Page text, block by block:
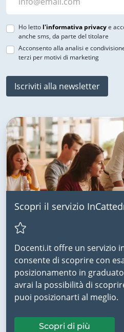
Ho letto l'informativa privacye
anche sms, da parte del titolare
Acconsento alla analisi e
terzi per motivi di marketing
Iscriviti alla newsletter
Scopri il servizio
Docenti.it offre un servizio
consente di scoprire con
posizionamento in
avrai la possibilità di
puoi posizionarti al meglio.
Scopri di più